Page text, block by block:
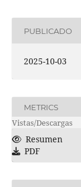
PUBLICADO
2025-10-03
METRICS
Vistas/Descargas
Resumen
PDF